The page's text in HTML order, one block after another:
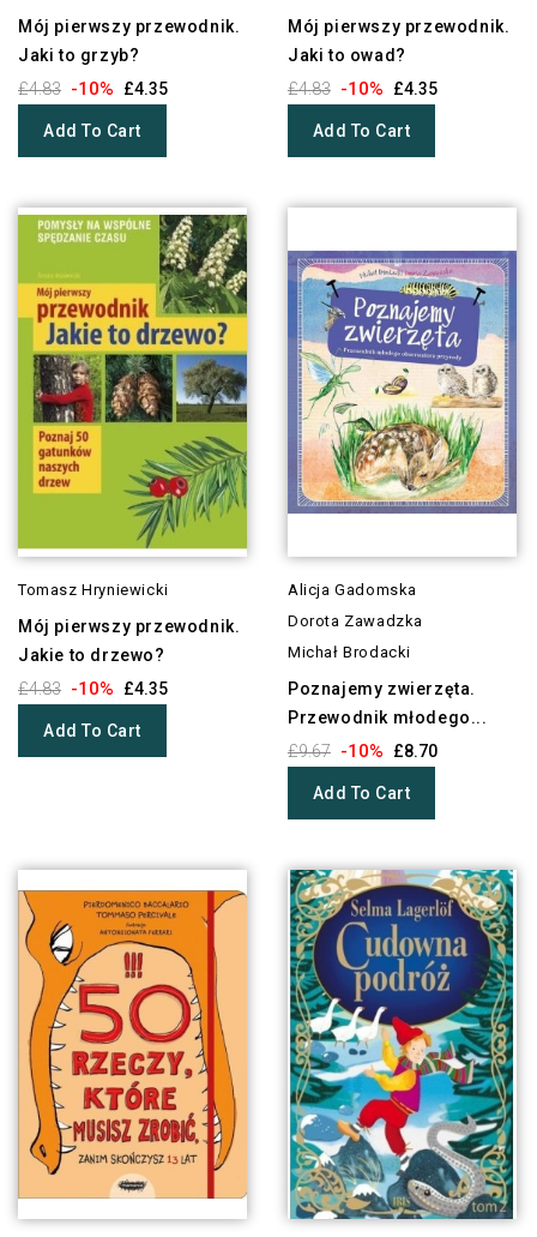
Mój pierwszy przewodnik.
Jaki to grzyb?
£4.83 -10% £4.35
Add To Cart
Mój pierwszy przewodnik.
Jaki to owad?
£4.83 -10% £4.35
Add To Cart
Tomasz Hryniewicki
Mój pierwszy przewodnik.
Jakie to drzewo?
£4.83 -10% £4.35
Add To Cart
Alicja Gadomska
Dorota Zawadzka
Michał Brodacki
Poznajemy zwierzęta.
Przewodnik młodego...
£9.67 -10% £8.70
Add To Cart